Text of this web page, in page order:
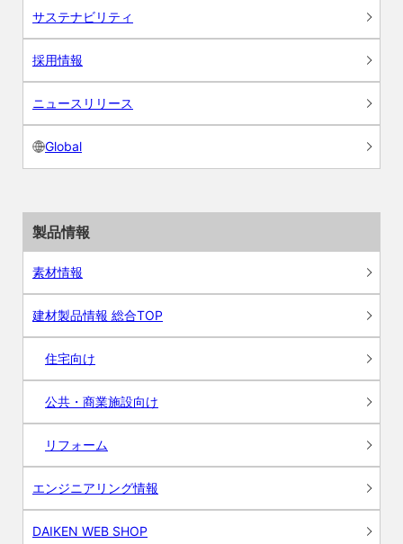
サステナビリティ
採用情報
ニュースリリース
Global
製品情報
素材情報
建材製品情報 総合TOP
住宅向け
公共・商業施設向け
リフォーム
エンジニアリング情報
DAIKEN WEB SHOP